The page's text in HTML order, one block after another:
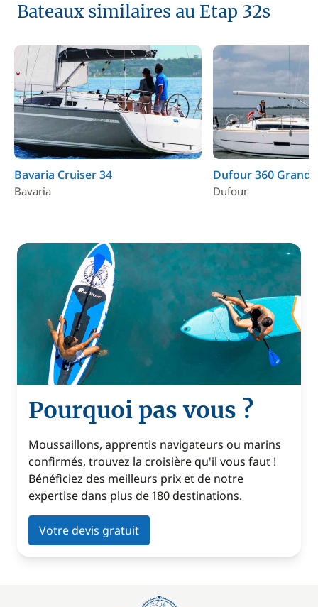
Bateaux similaires au Etap 32s
Bavaria Cruiser 34
Bavaria
Dufour 360 Grand
Dufour
Pourquoi pas vous ?
Moussaillons, apprentis navigateurs ou marins
confirmés, trouvez la croisière qu'il vous faut !
Bénéficiez des meilleurs prix et de notre
expertise dans plus de 180 destinations.
Votre devis gratuit